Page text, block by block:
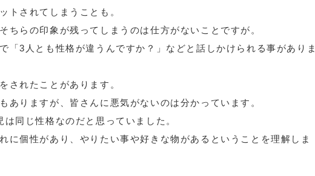
トされてしまうことも。
ちらの印象が残ってしまうのは仕方がないことですが。
「3人とも性格が違うんですか？」などと話しかけられる事がありま
されたことがあります。
ありますが、皆さんに悪気がないのは分かっています。
同じ性格なのだと思っていました。
に個性があり、やりたい事や好きな物があるということを理解しま